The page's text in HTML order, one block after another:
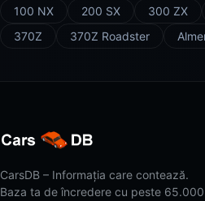
100 NX 200 SX 300 ZX
370Z
370Z Roadster
CarsDB – Informația care contează.
Baza ta de încredere cu peste